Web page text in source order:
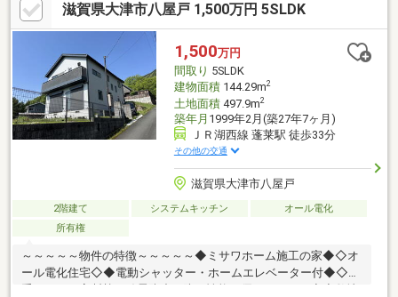
滋賀県大津市八屋戸 1,500万円 5SLDK
1,500万円
間取り 5SLDK
建物面積144.29m2
土地面積497.9m2
築年月 1999年2月(築27年7ヶ月)
ＪＲ湖西線 蓬莱駅 徒歩33分
その他の交通
滋賀県大津市八屋戸
2階建て システムキッチン
オール電化
所有権
～～～～～物件の特徴～～～～～◆ミサワホーム施工の家◆◇オ
ール電化住宅◇◆電動シャッター・ホームエレベーター付◆◇二